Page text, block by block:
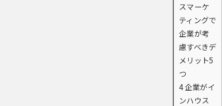
スマーケ
ティングで
企業が考
慮すべきデ
メリット5
つ
4企業がイ
ンハウス